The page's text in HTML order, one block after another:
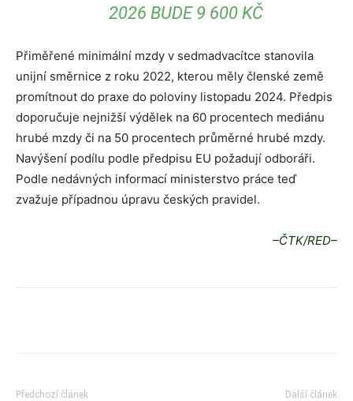
2026 BUDE 9 600 KČ
Přiměřené minimální mzdy v sedmadvacítce stanovila
unijní směrnice z roku 2022, kterou měly členské země
promítnout do praxe do poloviny listopadu 2024. Předpis
doporučuje nejnižší výdělek na 60 procentech mediánu
hrubé mzdy či na 50 procentech průměrné hrubé mzdy.
Navýšení podílu podle předpisu EU požadují odboráři.
Podle nedávných informací ministerstvo práce teď
zvažuje případnou úpravu českých pravidel.
–ČTK/RED–
Předchozí článek Další článek